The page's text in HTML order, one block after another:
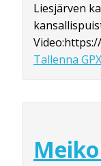
Liesjärven
Tallenna